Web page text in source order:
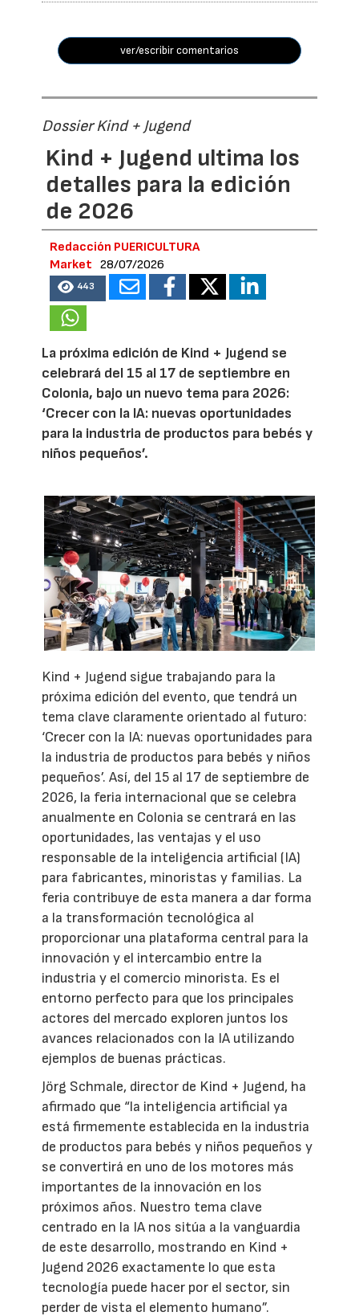
ver/escribir comentarios
Dossier Kind + Jugend
Kind + Jugend ultima los
detalles para la edición
de 2026
Redacción PUERICULTURA
Market
28/07/2026
443
La próxima edición de Kind + Jugend se
celebrará del 15 al 17 de septiembre en
Colonia, bajo un nuevo tema para 2026:
‘Crecer con la IA: nuevas oportunidades
para la industria de productos para bebés y
niños pequeños’.
Kind + Jugend sigue trabajando para la
próxima edición del evento, que tendrá un
tema clave claramente orientado al futuro:
‘Crecer con la IA: nuevas oportunidades para
la industria de productos para bebés y niños
pequeños’. Así, del 15 al 17 de septiembre de
2026, la feria internacional que se celebra
anualmente en Colonia se centrará en las
oportunidades, las ventajas y el uso
responsable de la inteligencia artificial (IA)
para fabricantes, minoristas y familias. La
feria contribuye de esta manera a dar forma
a la transformación tecnológica al
proporcionar una plataforma central para la
innovación y el intercambio entre la
industria y el comercio minorista. Es el
entorno perfecto para que los principales
actores del mercado exploren juntos los
avances relacionados con la IA utilizando
ejemplos de buenas prácticas.
Jörg Schmale, director de Kind + Jugend, ha
afirmado que “la inteligencia artificial ya
está firmemente establecida en la industria
de productos para bebés y niños pequeños y
se convertirá en uno de los motores más
importantes de la innovación en los
próximos años. Nuestro tema clave
centrado en la IA nos sitúa a la vanguardia
de este desarrollo, mostrando en Kind +
Jugend 2026 exactamente lo que esta
tecnología puede hacer por el sector, sin
perder de vista el elemento humano”.